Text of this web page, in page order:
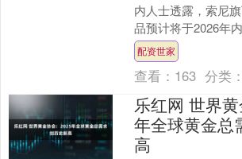
内人士透露，索尼
品预计将于2026年
由圣塔莫尼卡工作室
配资世家
查看： 163 分类
乐红网 世界
年全球黄金总
高